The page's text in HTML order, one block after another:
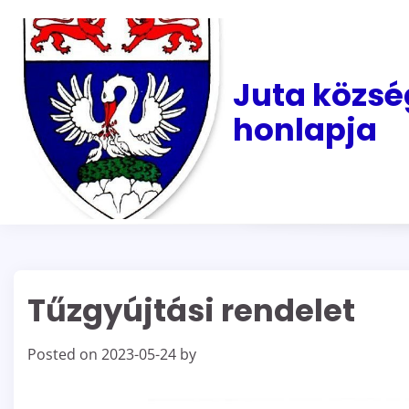
content
Juta
honlapja
Tűzgyújtási rendelet
Posted on 2023-05-24 by